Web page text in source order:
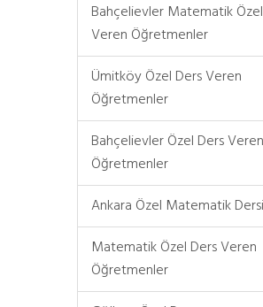
Bahçelievler Matematik
Veren Öğretmenler
Ümitköy Özel Ders Veren
Öğretmenler
Bahçelievler Özel Ders Veren
Öğretmenler
Ankara Özel Matematik Dersi
Matematik Özel Ders Veren
Öğretmenler